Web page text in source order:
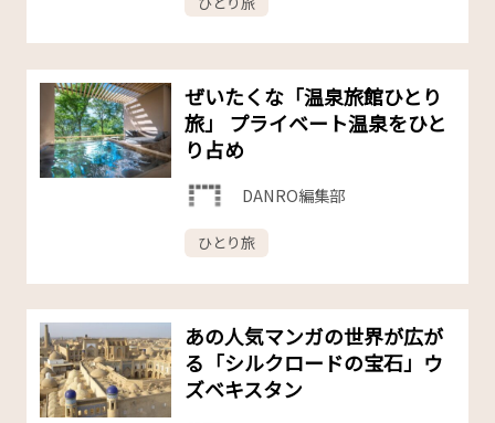
ぜいたくな「温泉旅館ひとり
旅」 プライベート温泉をひと
り占め
DANRO編集部
ひとり旅
あの人気マンガの世界が広が
る「シルクロードの宝石」ウ
ズベキスタン